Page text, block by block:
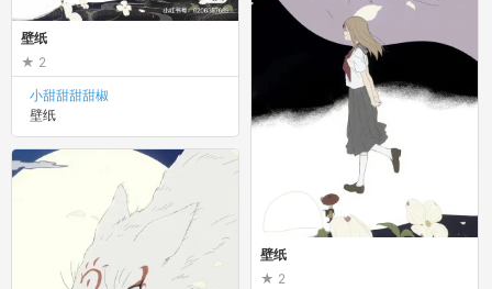
壁纸
2
壁纸
2
小甜甜甜甜椒
壁纸